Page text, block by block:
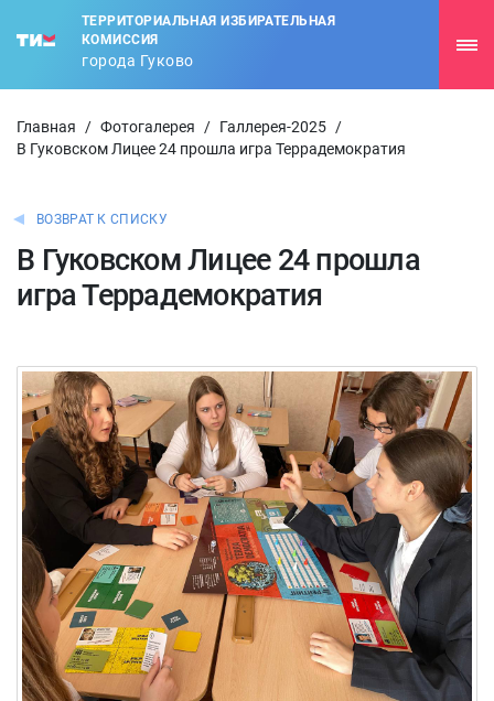
ТЕРРИТОРИАЛЬНАЯ ИЗБИРАТЕЛЬНАЯ
КОМИССИЯ
города Гуково
Главная / Фотогалерея / Галлерея-2025 /
В Гуковском Лицее 24 прошла игра Террадемократия
ВОЗВРАТ К СПИСКУ
В Гуковском Лицее 24 прошла
игра Террадемократия